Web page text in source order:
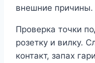
внешние причины.
Проверка точки
розетку и вилку.
контакт, запах